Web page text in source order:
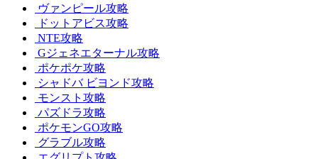
ヴァンピール攻略
ドットアビス攻略
NTE攻略
Gジェネエターナル攻略
ポケポケ攻略
シャドバ ビヨンド攻略
モンスト攻略
パズドラ攻略
ポケモンGO攻略
グラブル攻略